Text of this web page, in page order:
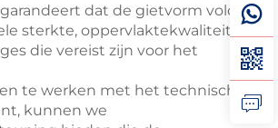
dat de gietvorm voldoet
sterkte, oppervlaktekwaliteit en
die vereist zijn voor het
te werken met het technische
kunnen we